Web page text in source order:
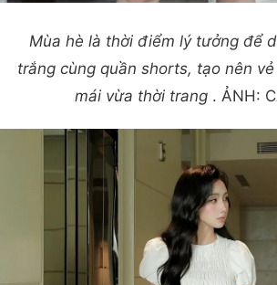
Mùa hè là thời điểm lý tưởng để
trắng cùng quần shorts, tạo nên
mái vừa thời trang . ẢNH: